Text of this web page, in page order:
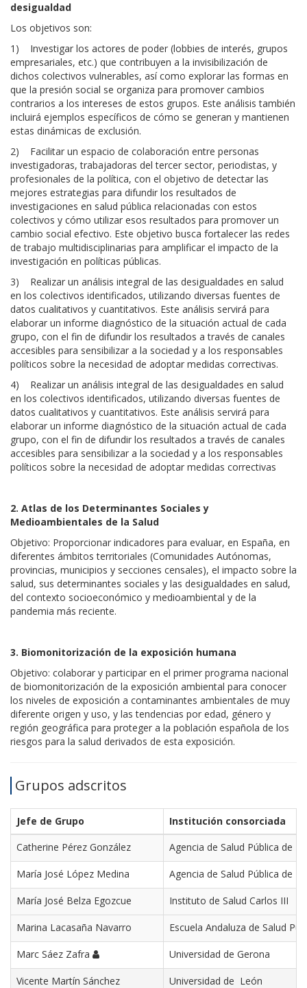
desigualdad
Los objetivos son:
1)
Investigar los actores de poder (lobbies de interés, grupos
empresariales, etc.) que contribuyen a la invisibilización de
dichos colectivos vulnerables, así como explorar las formas en
que la presión social se organiza para promover cambios
contrarios a los intereses de estos grupos. Este análisis también
incluirá ejemplos específicos de cómo se generan y mantienen
estas dinámicas de exclusión.
2)
Facilitar un espacio de colaboración entre personas
investigadoras, trabajadoras del tercer sector, periodistas, y
profesionales de la política, con el objetivo de detectar las
mejores estrategias para difundir los resultados de
investigaciones en salud pública relacionadas con estos
colectivos y cómo utilizar esos resultados para promover un
cambio social efectivo. Este objetivo busca fortalecer las redes
de trabajo multidisciplinarias para amplificar el impacto de la
investigación en políticas públicas.
3)
Realizar un análisis integral de las desigualdades en salud
en los colectivos identificados, utilizando diversas fuentes de
datos cualitativos y cuantitativos. Este análisis servirá para
elaborar un informe diagnóstico de la situación actual de cada
grupo, con el fin de difundir los resultados a través de canales
accesibles para sensibilizar a la sociedad y a los responsables
políticos sobre la necesidad de adoptar medidas correctivas.
4)
Realizar un análisis integral de las desigualdades en salud
en los colectivos identificados, utilizando diversas fuentes de
datos cualitativos y cuantitativos. Este análisis servirá para
elaborar un informe diagnóstico de la situación actual de cada
grupo, con el fin de difundir los resultados a través de canales
accesibles para sensibilizar a la sociedad y a los responsables
políticos sobre la necesidad de adoptar medidas correctivas
2. Atlas de los Determinantes Sociales y
Medioambientales de la Salud
Objetivo: Proporcionar indicadores para evaluar, en España, en
diferentes ámbitos territoriales (Comunidades Autónomas,
provincias, municipios y secciones censales), el impacto sobre la
salud, sus determinantes sociales y las desigualdades en salud,
del contexto socioeconómico y medioambiental y de la
pandemia más reciente.
3. Biomonitorización de la exposición humana
Objetivo: colaborar y participar en el primer programa nacional
de biomonitorización de la exposición ambiental para conocer
los niveles de exposición a contaminantes ambientales de muy
diferente origen y uso, y las tendencias por edad, género y
región geográfica para proteger a la población española de los
riesgos para la salud derivados de esta exposición.
Grupos adscritos
Jefe de Grupo
Institución consorciada
Catherine Pérez González
Agencia de Salud Pública de
María José López Medina Agencia de Salud Pública de
María José Belza Egozcue Instituto de Salud Carlos III
Marina Lacasaña Navarro Escuela Andaluza de Salud
Marc Sáez Zafra Universidad de Gerona
Vicente Martín Sánchez Universidad de León